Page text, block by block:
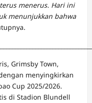
menerus. Hari ini
menunjukkan bahwa
Grimsby Town,
menyingkirkan
Cup 2025/2026.
di Stadion Blundell